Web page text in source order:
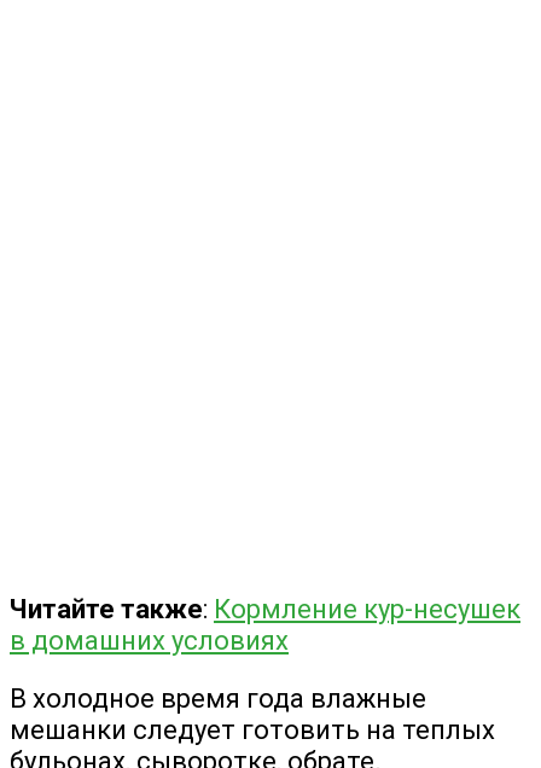
Читайте также: Кормление кур-несушек
в домашних условиях
В холодное время года влажные
мешанки следует готовить на теплых
бульонах, сыворотке, обрате.